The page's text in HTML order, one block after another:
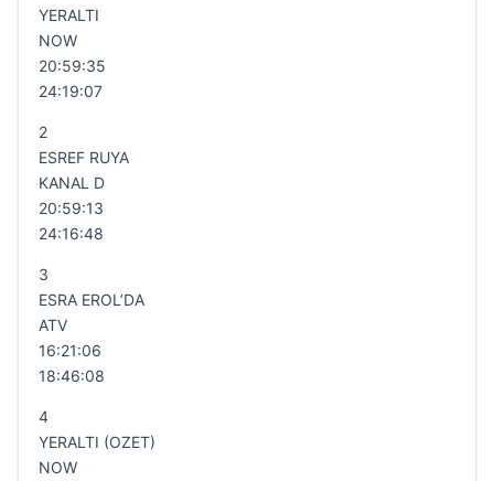
YERALTI
NOW
20:59:35
24:19:07
2
ESREF RUYA
KANAL D
20:59:13
24:16:48
3
ESRA EROL’DA
ATV
16:21:06
18:46:08
4
YERALTI (OZET)
NOW